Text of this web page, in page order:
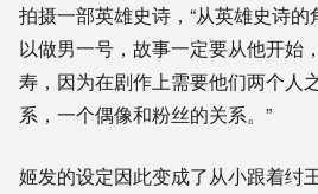
拍摄一部英雄史诗，“从英雄史诗
以做男一号，故事一定要从他开始
寿，因为在剧作上需要他们两个人
系，一个偶像和粉丝的关系。”
姬发的设定因此变成了从小跟着纣